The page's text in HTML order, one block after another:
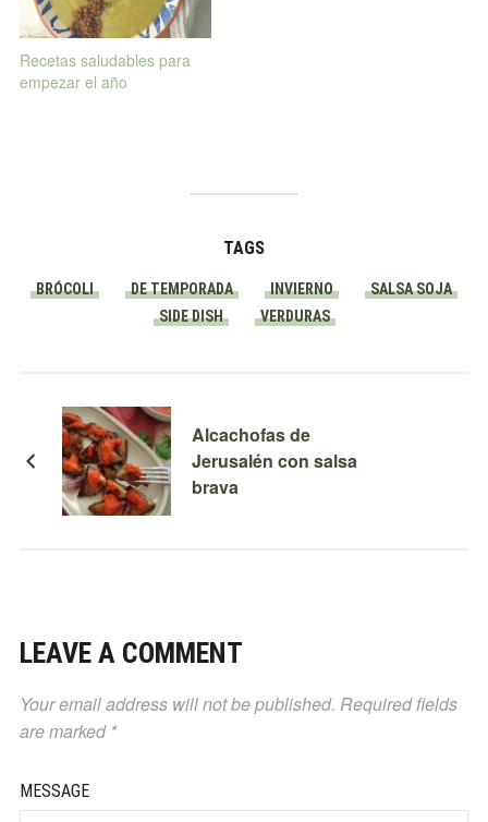
Recetas saludables para
empezar el año
TAGS
BRÓCOLI DE TEMPORADA INVIERNO
SALSA SOJA
SIDE DISH
VERDURAS
Alcachofas de
Jerusalén con salsa
brava
LEAVE A COMMENT
Your email address will not be published. Required fields
are marked *
MESSAGE